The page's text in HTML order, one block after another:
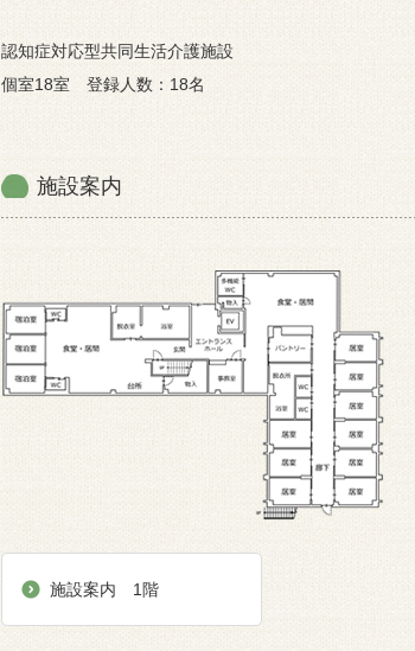
認知症対応型共同生活介護施設
個室18室 登録人数：18名
施設案内
施設案内 1階